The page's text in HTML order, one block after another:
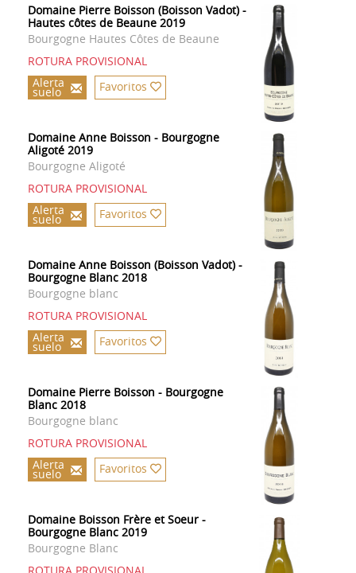
Domaine Pierre Boisson (Boisson Vadot) -
Hautes côtes de Beaune 2019
Bourgogne Hautes Côtes de Beaune
ROTURA PROVISIONAL
Alerta
suelo Favoritos
Domaine Anne Boisson - Bourgogne
Aligoté 2019
Bourgogne Aligoté
ROTURA PROVISIONAL
Alerta
suelo Favoritos
Domaine Anne Boisson (Boisson Vadot) -
Bourgogne Blanc 2018
Bourgogne blanc
ROTURA PROVISIONAL
Alerta
suelo Favoritos
Domaine Pierre Boisson - Bourgogne
Blanc 2018
Bourgogne blanc
ROTURA PROVISIONAL
Alerta
suelo Favoritos
Domaine Boisson Frère et Soeur -
Bourgogne Blanc 2019
Bourgogne Blanc